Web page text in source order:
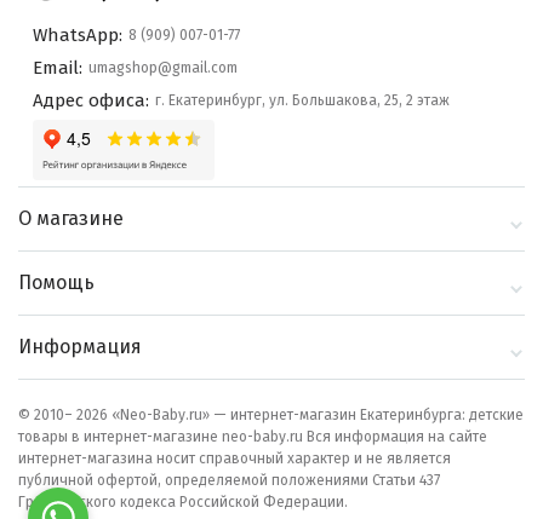
WhatsApp: 8 (909) 007-01-77
Email: umagshop@gmail.com
Адрес офиса: г. Екатеринбург, ул. Большакова, 25, 2 этаж
О магазине
Блог
Помощь
Как сделать заказ
Информация
© 2010– 2026 «Neo-Baby.ru» — интернет-магазин Екатеринбурга: детские
товары в интернет-магазине neo-baby.ru Вся информация на сайте
интернет-магазина носит справочный характер и не является
публичной офертой, определяемой положениями Статьи 437
Гражданского кодекса Российской Федерации.